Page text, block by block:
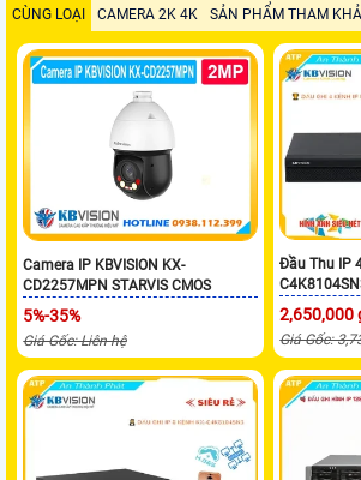
CÙNG LOẠI CAMERA 2K 4K SẢN PHẨM THAM
Camera IP KBVISION KX-
CD2257MPN STARVIS CMOS
5%-35%
Giá Gốc: Liên hệ
Đầu Thu IP
2,650,000
Giá Gốc: